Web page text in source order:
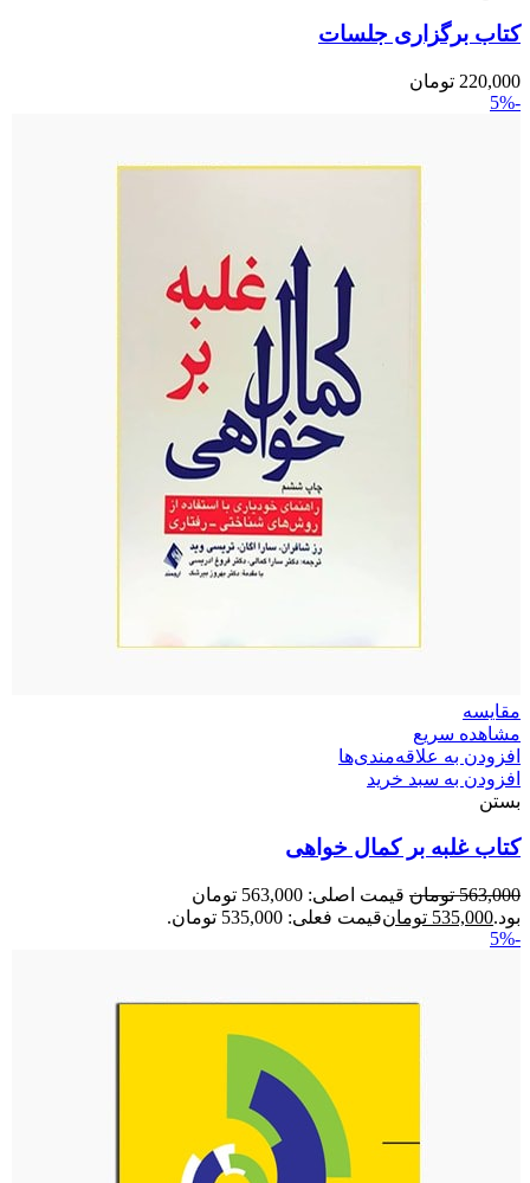
کتاب برگزاری جلسات
220,000 تومان
-5%
مقایسه
مشاهده سریع
افزودن به علاقه‌مندی‌ها
افزودن به سبد خرید
بستن
کتاب غلبه بر کمال خواهی
563,000 تومان
قیمت اصلی: 563,000 تومان
بود.535,000 تومانقیمت فعلی: 535,000 تومان.
-5%